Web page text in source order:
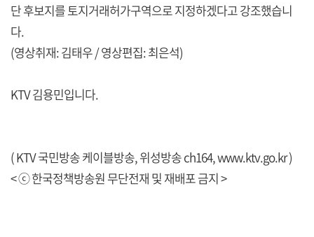
단 후보지를 토지거래허가구역으로 지정하겠다고 강조했습니
다.
(영상취재: 김태우 / 영상편집: 최은석)
KTV 김용민입니다.
( KTV 국민방송 케이블방송, 위성방송 ch164,www.ktv.go.kr)
< ⓒ 한국정책방송원 무단전재 및 재배포 금지 >